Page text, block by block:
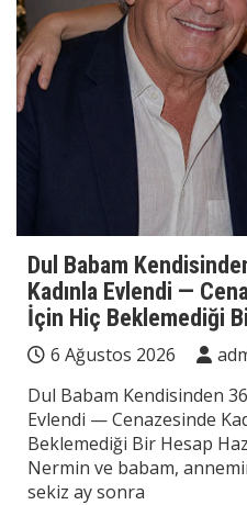
Dul Babam
Kadınla Evlendi —
İçin Hiç Beklemediği
6 Ağustos 2026
Dul Babam Kendisinden
Evlendi — Cenazesinde
Beklemediği Bir Hesap
Nermin ve babam,
sekiz ay sonra